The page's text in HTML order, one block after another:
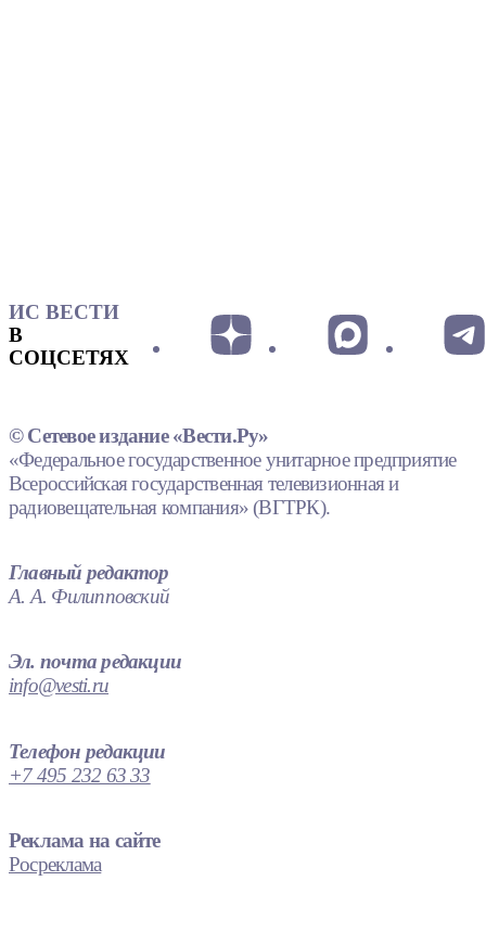
ИС ВЕСТИ
В
СОЦСЕТЯХ
© Сетевое издание «Вести.Ру»
«Федеральное государственное унитарное предприятие
Всероссийская государственная телевизионная и
радиовещательная компания» (ВГТРК).
Главный редактор
А. А. Филипповский
Эл. почта редакции
info@vesti.ru
Телефон редакции
+7 495 232 63 33
Реклама на сайте
Росреклама